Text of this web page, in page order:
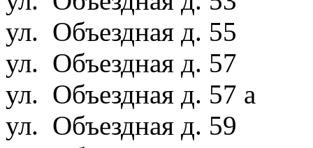
ул. Объездная д. 55
ул. Объездная д. 57
ул. Объездная д. 57 а
ул. Объездная д. 59